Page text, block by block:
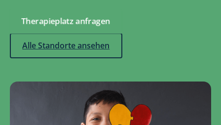
Therapieplatz anfragen
Alle Standorte ansehen